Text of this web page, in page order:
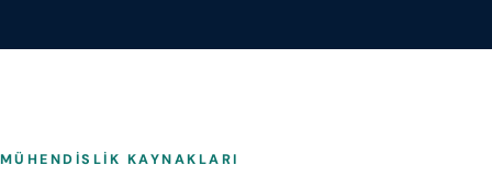
MÜHENDISLIK KAYNAKLARI